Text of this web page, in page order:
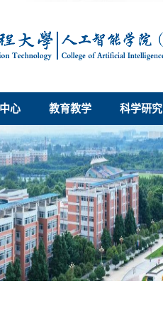
心 教育教学 科学研究